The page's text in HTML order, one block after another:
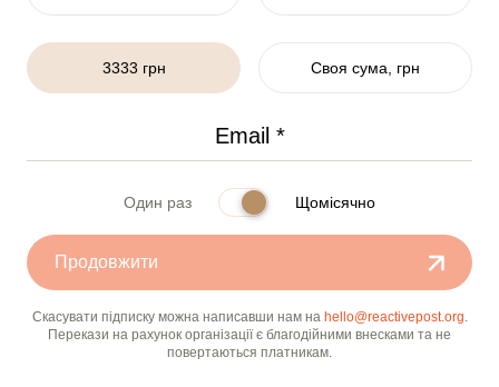
3333 грн Своя сума, грн
Один раз Щомісячно
Продовжити
Скасувати підписку можна написавши нам на hello@reactivepost.org.
Перекази на рахунок організації є благодійними внесками та не
повертаються платникам.